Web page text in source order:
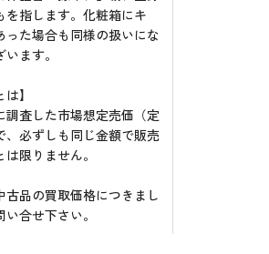
を指します。化粧箱にキ
った場合も同様の扱いにな
ます。
】
調査した市場想定売価（定
、必ずしも同じ金額で販売
限りません。
品の買取価格につきまし
合せ下さい。